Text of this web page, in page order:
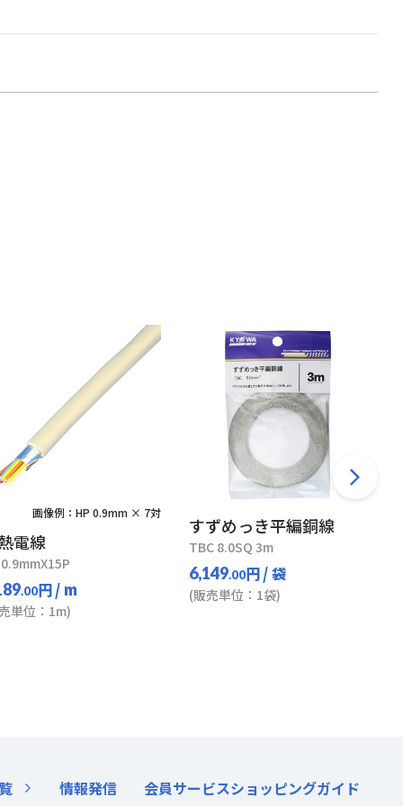
画像例：HP 0.9mm × 7対
電線
.00円/ m
単位：1m)
すずめっき平編銅線
TBC 8.0SQ 3m
6,149.00円/ 袋
(販売単位：1袋)
情報発信 会員サービスショッピングガイド